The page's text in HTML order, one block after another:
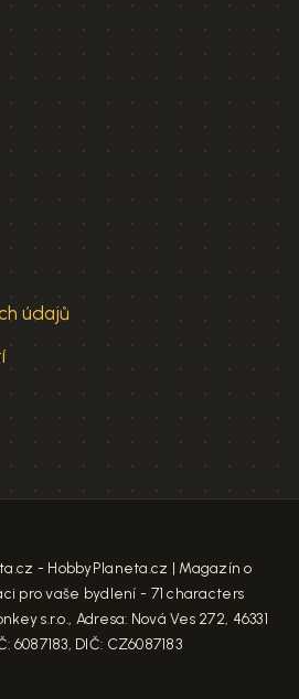
údajů
- HobbyPlaneta.cz | Magazín o
pro vaše bydlení - 71 characters
s.r.o., Adresa: Nová Ves 272, 46331
6087183, DIČ: CZ6087183